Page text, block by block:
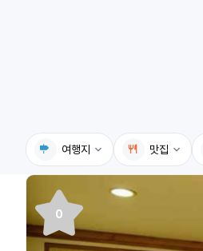
여행지
국내여행지
휴게소
맛집
고수의레시피
0